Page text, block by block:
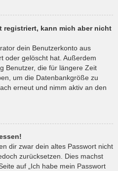
registriert, kann mich aber nicht
dein Benutzerkonto aus
oder gelöscht hat. Außerdem
Benutzer, die für längere Zeit
um die Datenbankgröße zu
erneut und nimm aktiv an den
dir zwar dein altes Passwort nicht
zurücksetzen. Dies machst
auf „Ich habe mein Passwort